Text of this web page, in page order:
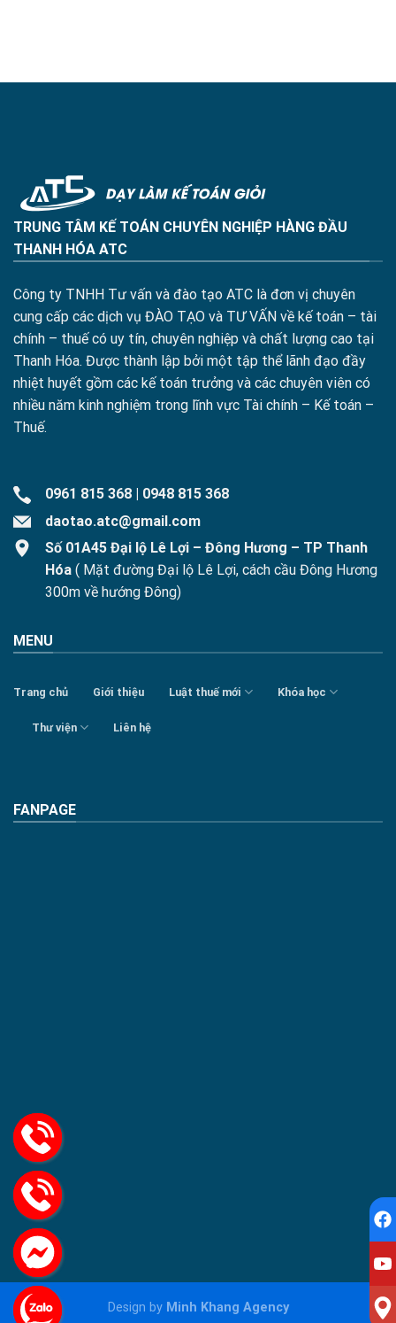
TRUNG TÂM KẾ TOÁN CHUYÊN NGHIỆP HÀNG ĐẦU
THANH HÓA ATC
Công ty TNHH Tư vấn và đào tạo ATC là đơn vị chuyên
cung cấp các dịch vụ ĐÀO TẠO và TƯ VẤN về kế toán – tài
chính – thuế có uy tín, chuyên nghiệp và chất lượng cao tại
Thanh Hóa. Được thành lập bởi một tập thể lãnh đạo đầy
nhiệt huyết gồm các kế toán trưởng và các chuyên viên có
nhiều năm kinh nghiệm trong lĩnh vực Tài chính – Kế toán –
Thuế.
0961 815 368
0948 815 368
daotao.atc@gmail.com
Số 01A45 Đại lộ Lê Lợi – Đông Hương – TP Thanh
Hóa ( Mặt đường Đại lộ Lê Lợi, cách cầu Đông Hương
300m về hướng Đông)
MENU
Trang chủ Giới thiệu Luật thuế mới Khóa học
Thư viện Liên hệ
FANPAGE
Design by Minh Khang Agency